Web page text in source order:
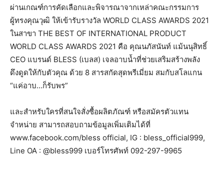
ผ่านเกณฑ์การคัดเลือกและพิจารณาจากเหล่าคณะกรรมการ
ผู้ทรงคุณวุฒิ ให้เข้ารับรางวัล WORLD CLASS AWARDS 2021
ในสาขา THE BEST OF INTERNATIONAL PRODUCT
WORLD CLASS AWARDS 2021 คือ คุณนภัสนันท์ แม้นนุสิทธิ์
CEO แบรนด์ BLESS (เบลส) เจลอาบน้ำที่ช่วยเสริมสร้างพลัง
ดึงดูดให้กับตัวคุณ ด้วย 8 สารสกัดสุดพรีเมี่ยม สมกับสโลแกน
“แค่อาบ…ก็รับพร”
และสำหรับใครที่สนใจสั่งซื้อผลิตภัณฑ์ หรือสมัครตัวแทน
จำหน่าย สามารถสอบถามข้อมูลเพิ่มเติมได้ที่
www.facebook.com/bless official, IG : bless_official999,
Line OA : @bless999 เบอร์โทรศัพท์ 092-297-9965